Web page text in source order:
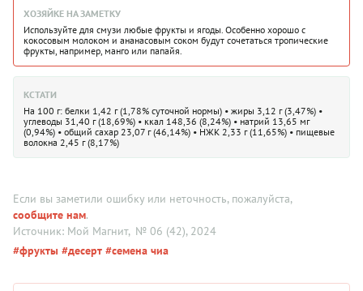
ХОЗЯЙКЕ НА ЗАМЕТКУ
Используйте для смузи любые фрукты и ягоды. Особенно хорошо с
кокосовым молоком и ананасовым соком будут сочетаться тропические
фрукты, например, манго или папайя.
КСТАТИ
На 100 г: белки 1,42 г (1,78% суточной нормы) • жиры 3,12 г (3,47%) •
углеводы 31,40 г (18,69%) • ккал 148,36 (8,24%) • натрий 13,65 мг
(0,94%) • общий сахар 23,07 г (46,14%) • НЖК 2,33 г (11,65%) • пищевые
волокна 2,45 г (8,17%)
Если вы заметили ошибку или неточность, пожалуйста,
сообщите нам.
Источник: Мой Магнит, № 06 (42), 2024
#фрукты #десерт #семена чиа